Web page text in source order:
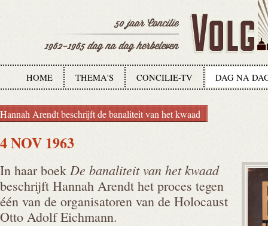
HOME THEMA'S CONCILIE-TV DAG NA
Hannah Arendt beschrijft de banaliteit van het kwaad
4 NOV 1963
In haar boek De banaliteit van het kwaad
beschrijft Hannah Arendt het proces tegen
één van de organisatoren van de Holocaust
Otto Adolf Eichmann.